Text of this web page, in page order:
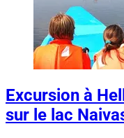
Excursion à
sur le lac